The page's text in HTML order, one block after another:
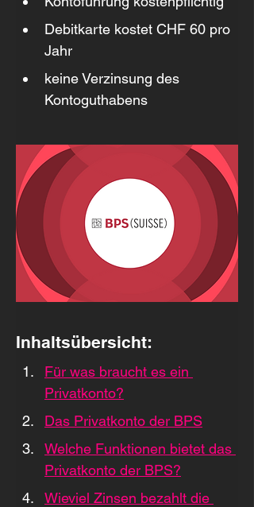
Debitkarte kostet CHF 60 pro
Jahr
keine Verzinsung des
Kontoguthabens
Inhaltsübersicht:
Für was braucht es ein
Privatkonto?
Das Privatkonto der BPS
Welche Funktionen bietet das
Privatkonto der BPS?
Wieviel Zinsen bezahlt die